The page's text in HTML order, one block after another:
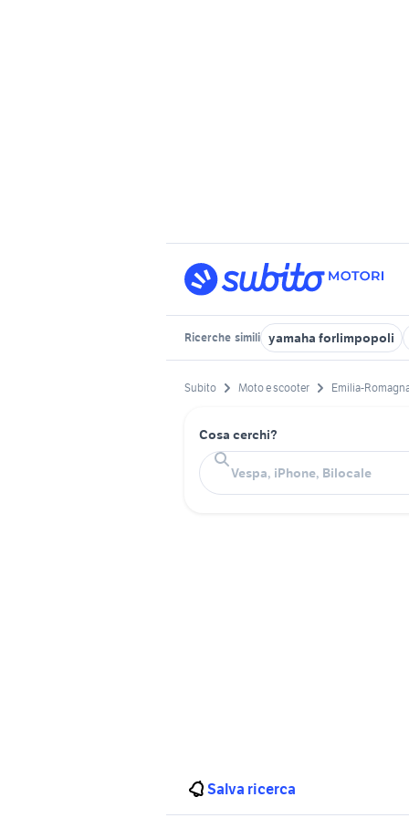
Ricerche simili yamaha forlimpopoli
Subito Moto e scooter Emilia-
Cosa cerchi?
Salva ricerca